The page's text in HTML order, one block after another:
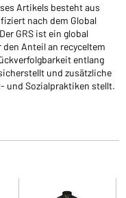
Artikels besteht aus
nach dem Global
GRS ist ein global
Anteil an recyceltem
entlang
und zusätzliche
und Sozialpraktiken stellt.